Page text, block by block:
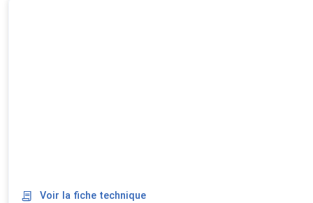
Voir la fiche technique